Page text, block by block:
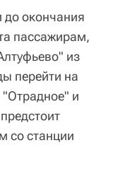
до окончания
пассажирам,
из
перейти на
"Отрадное" и
со станции